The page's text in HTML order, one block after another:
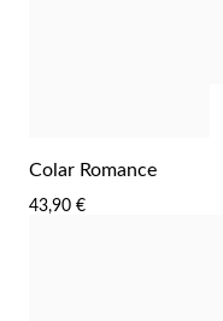
Colar Romance
43,90 €